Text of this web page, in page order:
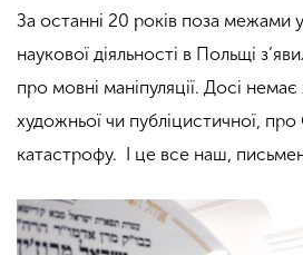
За останні 20 років поза межами
наукової діяльності в Польщі
про мовні маніпуляції. Досі
художньої чи публіцистичної,
катастрофу. І це все наш,